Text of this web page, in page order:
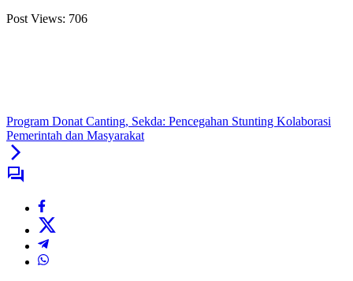
Post Views: 706
Program Donat Canting, Sekda: Pencegahan Stunting Kolaborasi
Pemerintah dan Masyarakat